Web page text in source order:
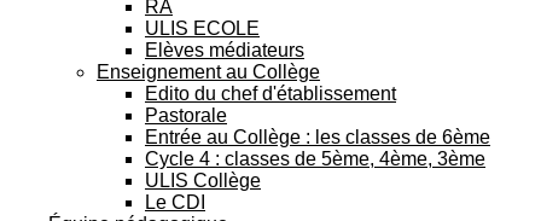
RA
ULIS ECOLE
Elèves médiateurs
Enseignement au Collège
Edito du chef d'établissement
Pastorale
Entrée au Collège : les classes de 6ème
Cycle 4 : classes de 5ème, 4ème, 3ème
ULIS Collège
Le CDI